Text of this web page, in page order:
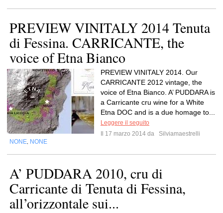
PREVIEW VINITALY 2014 Tenuta
di Fessina. CARRICANTE, the
voice of Etna Bianco
PREVIEW VINITALY 2014. Our
CARRICANTE 2012 vintage, the
voice of Etna Bianco. A’ PUDDARA is
a Carricante cru wine for a White
Etna DOC and is a due homage to...
Leggere il seguito
Il 17 marzo 2014 da
Silviamaestrelli
NONE NONE
A’ PUDDARA 2010, cru di
Carricante di Tenuta di Fessina,
all’orizzontale sui...